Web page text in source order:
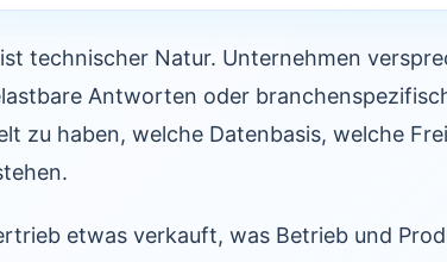
technischer Natur. Unternehmen
Antworten oder
zu haben, welche Datenbasis, welche
etwas verkauft, was Betrieb und